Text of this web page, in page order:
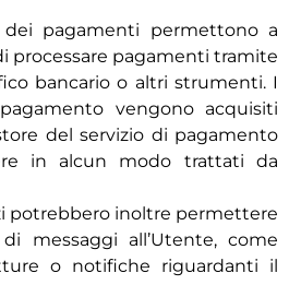
pagamenti permettono a
processare pagamenti tramite
bancario o altri strumenti. I
vengono acquisiti
del servizio di pagamento
in alcun modo trattati da
potrebbero inoltre permettere
messaggi all’Utente, come
o notifiche riguardanti il